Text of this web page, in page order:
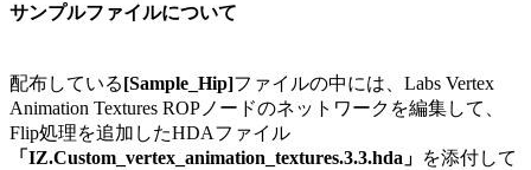
サンプルファイルについて
配布している[Sample_Hip]ファイルの中には、Labs Vertex
Animation Textures ROPノードのネットワークを編集して、
Flip処理を追加したHDAファイル
「IZ.Custom_vertex_animation_textures.3.3.hda」 を添付して